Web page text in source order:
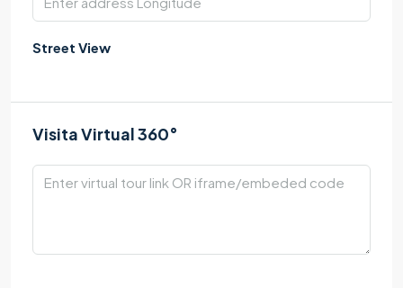
Street View
Visita Virtual 360°